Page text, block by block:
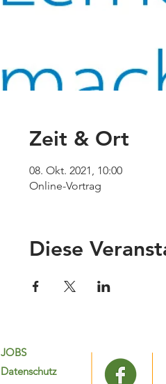
Zeit & Ort
08. Okt. 2021, 10:00
Online-Vortrag
Diese
JOBS
Datenschutz